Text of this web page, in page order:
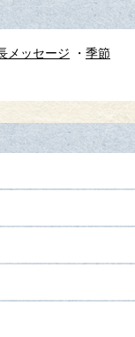
メッセージ 季節